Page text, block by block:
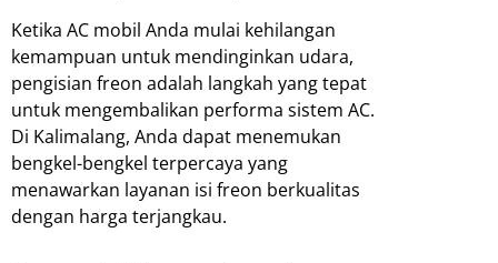
Ketika AC mobil Anda mulai kehilangan
kemampuan untuk mendinginkan udara,
pengisian freon adalah langkah yang tepat
untuk mengembalikan performa sistem AC.
Di Kalimalang, Anda dapat menemukan
bengkel-bengkel terpercaya yang
menawarkan layanan isi freon berkualitas
dengan harga terjangkau.